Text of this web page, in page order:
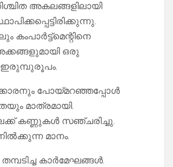
അകലങ്ങളിലായി
കംപാർട്ട്മെന്റിനെ
ഒരു
പോയ്മറഞ്ഞപ്പോൾ
മാത്രമായി.
കണ്ണുകൾ സഞ്ചരിച്ചു.
മാനം.
കാർമേഘങ്ങൾ.